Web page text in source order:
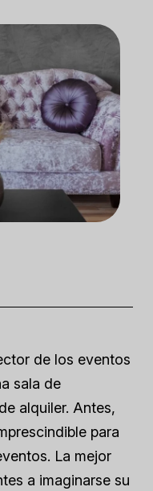
de los eventos
sala de
alquiler. Antes,
para
La mejor
a imaginarse su